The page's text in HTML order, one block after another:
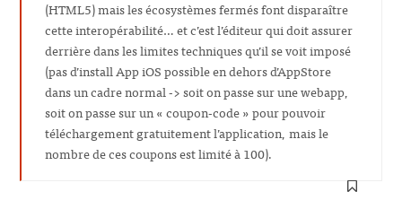
(HTML5) mais les écosystèmes fermés font disparaître
cette interopérabilité… et c’est l’éditeur qui doit assurer
derrière dans les limites techniques qu’il se voit imposé
(pas d’install App iOS possible en dehors d’AppStore
dans un cadre normal -> soit on passe sur une webapp,
soit on passe sur un « coupon-code » pour pouvoir
téléchargement gratuitement l’application, mais le
nombre de ces coupons est limité à 100).